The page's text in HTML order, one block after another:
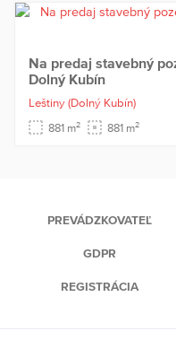
Na predaj stavebný
Dolný Kubín
Leštiny (Dolný Kubín)
881 m2 881 m2
PREVÁDZKOVATEĽ
GDPR
REGISTRÁCIA